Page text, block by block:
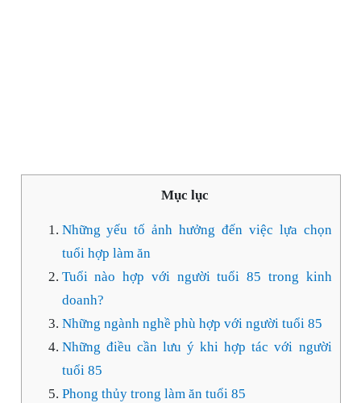
Mục lục
Những yếu tố ảnh hưởng đến việc lựa chọn
tuổi hợp làm ăn
Tuổi nào hợp với người tuổi 85 trong kinh
doanh?
Những ngành nghề phù hợp với người tuổi 85
Những điều cần lưu ý khi hợp tác với người
tuổi 85
Phong thủy trong làm ăn tuổi 85